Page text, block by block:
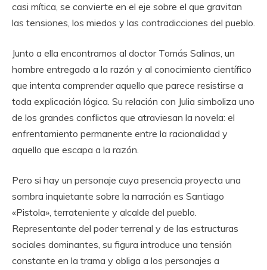
casi mítica, se convierte en el eje sobre el que gravitan
las tensiones, los miedos y las contradicciones del pueblo.
Junto a ella encontramos al doctor Tomás Salinas, un
hombre entregado a la razón y al conocimiento científico
que intenta comprender aquello que parece resistirse a
toda explicación lógica. Su relación con Julia simboliza uno
de los grandes conflictos que atraviesan la novela: el
enfrentamiento permanente entre la racionalidad y
aquello que escapa a la razón.
Pero si hay un personaje cuya presencia proyecta una
sombra inquietante sobre la narración es Santiago
«Pistola», terrateniente y alcalde del pueblo.
Representante del poder terrenal y de las estructuras
sociales dominantes, su figura introduce una tensión
constante en la trama y obliga a los personajes a